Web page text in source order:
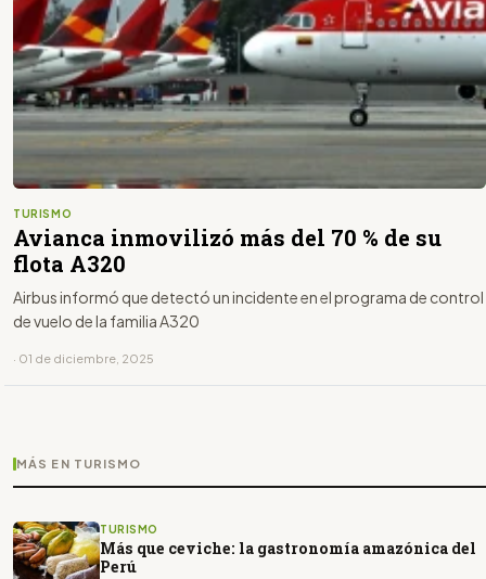
TURISMO
Avianca inmovilizó más del 70 % de su
flota A320
Airbus informó que detectó un incidente en el programa de control
de vuelo de la familia A320
· 01 de diciembre, 2025
MÁS EN TURISMO
TURISMO
Más que ceviche: la gastronomía amazónica del
Perú